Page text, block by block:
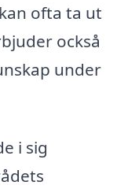
ofta ta ut
också
under
i sig